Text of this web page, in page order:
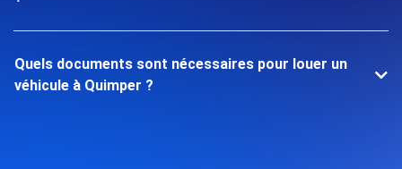
Quels documents sont nécessaires pour louer un
véhicule à Quimper ?